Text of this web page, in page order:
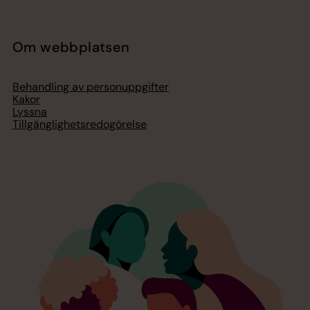
Om webbplatsen
Behandling av personuppgifter
Kakor
Lyssna
Tillgänglighetsredogörelse